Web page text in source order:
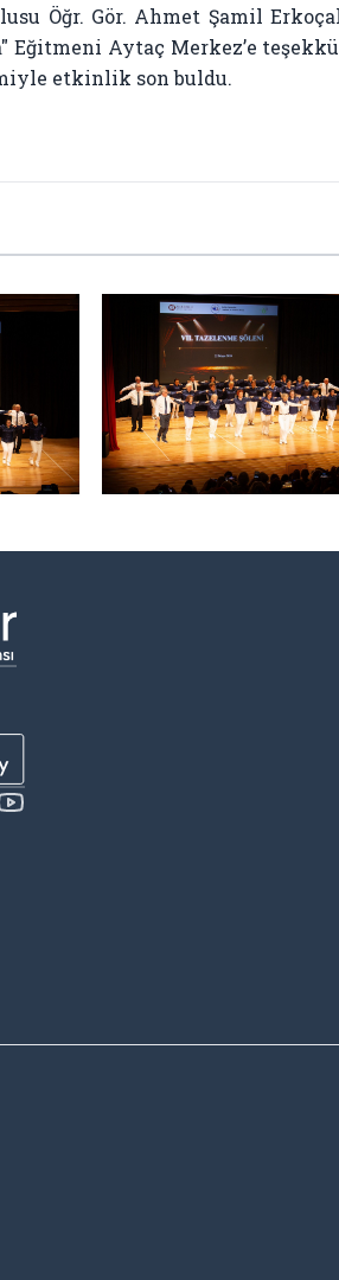
Öğr. Gör. Ahmet Şamil
Aytaç Merkez’e
etkinlik son buldu.